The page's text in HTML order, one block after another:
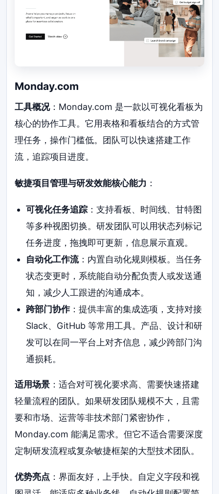
Monday.com
工具概况：Monday.com 是一款以可视化看板为
核心的协作工具。它用表格和看板结合的方式管
理任务，操作门槛低。团队可以快速搭建工作
流，追踪项目进度。
敏捷项目管理与研发效能核心能力 ：
可视化任务追踪：支持看板、时间线、甘特图
等多种视图切换。研发团队可以用状态列标记
任务进度，拖拽即可更新，信息展示直观。
自动化工作流：内置自动化规则模板。当任务
状态变更时，系统能自动分配负责人或发送通
知，减少人工跟进的沟通成本。
跨部门协作：提供丰富的集成选项，支持对接
Slack、GitHub 等常用工具。产品、设计和研
发可以在同一平台上对齐信息，减少跨部门沟
通损耗。
适用场景 ：适合对可视化要求高、需要快速搭建
轻量流程的团队。如果研发团队规模不大，且需
要和市场、运营等非技术部门紧密协作，
Monday.com 能满足需求。但它不适合需要深度
定制研发流程或复杂敏捷框架的大型技术团队。
优势亮点 ：界面友好，上手快。自定义字段和视